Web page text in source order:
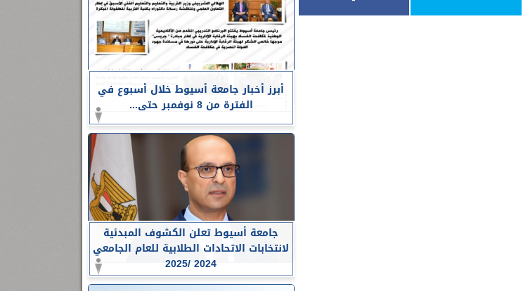
أبرز أخبار جامعة أسيوط خلال أسبوع في
الفترة من 8 نوفمبر حتى...
جامعة أسيوط تعلن الكشوف المبدئية
لانتخابات الاتحادات الطلابية للعام الجامعي
2024 /2025